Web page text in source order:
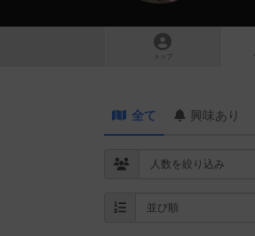
トップ
全て 興味あり